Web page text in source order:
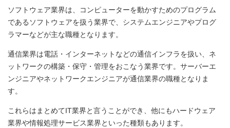
ソフトウェア業界は、コンピューターを動かすためのプログラム
であるソフトウェアを扱う業界で、システムエンジニアやプログ
ラマーなどが主な職種となります。
通信業界は電話・インターネットなどの通信インフラを扱い、ネ
ットワークの構築・保守・管理をおこなう業界です。サーバーエ
ンジニアやネットワークエンジニアが通信業界の職種となりま
す。
これらはまとめてIT業界と言うことができ、他にもハードウェア
業界や情報処理サービス業界といった種類もあります。